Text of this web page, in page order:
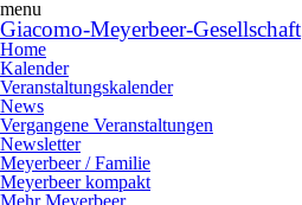
menu
Giacomo-Meyerbeer-Gesellschaft
Home
Kalender
Veranstaltungskalender
News
Vergangene Veranstaltungen
Newsletter
Meyerbeer / Familie
Meyerbeer kompakt
Mehr Meyerbeer